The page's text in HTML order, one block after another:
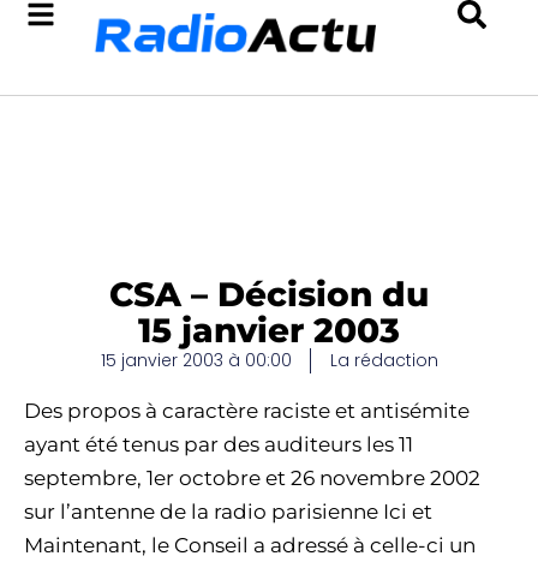
CSA – Décision du
15 janvier 2003
15 janvier 2003 à 00:00 La rédaction
Des propos à caractère raciste et antisémite
ayant été tenus par des auditeurs les 11
septembre, 1er octobre et 26 novembre 2002
sur l’antenne de la radio parisienne Ici et
Maintenant, le Conseil a adressé à celle-ci un